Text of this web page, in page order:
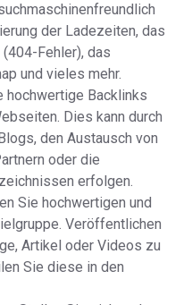
der Ladezeiten, das
Fehler), das
und vieles mehr.
hochwertige Backlinks
Dies kann durch
den Austausch von
oder die
erfolgen.
Sie hochwertigen und
Veröffentlichen
Artikel oder Videos zu
Sie diese in den